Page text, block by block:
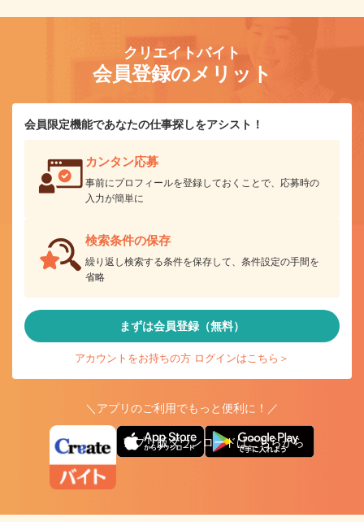
クリエイトバイト
会員登録のメリット
会員限定機能であなたの仕事探しをアシスト！
カンタン応募
事前にプロフィールを登録しておくことで、応募時の
入力が簡単に
検索条件の保存
繰り返し検索する条件を保存して、条件設定の手間を
省略
まずは会員登録（無料）
アカウントをお持ちの方 ログインはこちら＞
＼アプリのご利用でもっと便利に！／
アプリ版ダウンロードはこちらから